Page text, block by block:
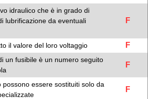
idraulico che è in grado di
lubrificazione da eventuali
F
il valore del loro voltaggio F
un fusibile è un numero seguito
F
possono essere sostituiti solo da
F